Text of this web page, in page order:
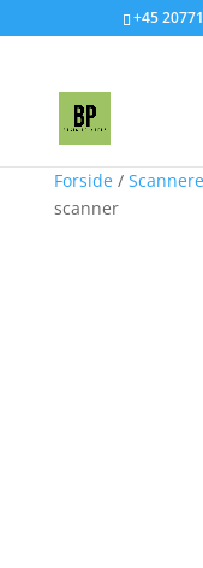
+45
Forside/ Scannere
scanner